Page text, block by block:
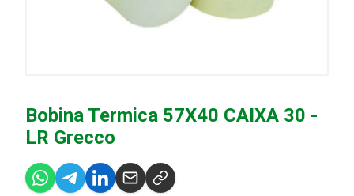
Bobina Termica 57X40 CAIXA 30 -
LR Grecco